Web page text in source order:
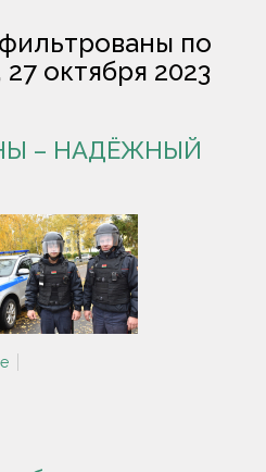
по
октября 2023
– НАДЁЖНЫЙ